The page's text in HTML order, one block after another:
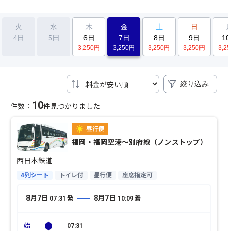
4日
火
-
5日
水
-
6日
木
3,250円
7日
金
3,250円
8日
土
3,250円
9日
日
3,250円
絞り込み
件数： 10件見つかりました
福岡・福岡空港〜別府線（ノンストップ）
西日本鉄道
4列シート トイレ付 昼行便 座席指定可
8月7日 07:31 発 8月7日 10:09 着
07:31